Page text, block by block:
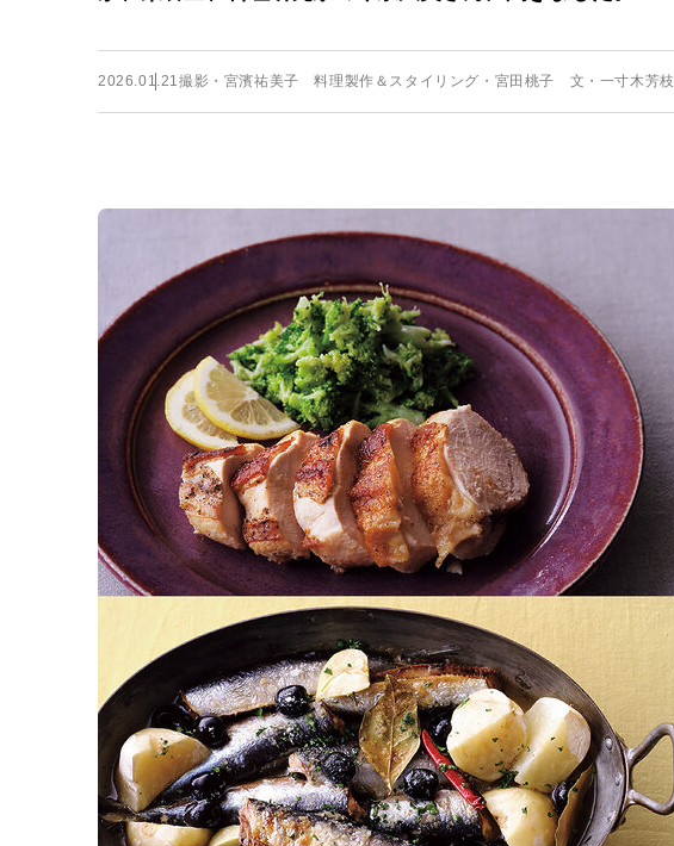
2026.01.21撮影・宮濱祐美子 料理製作＆スタイリング・宮田桃子 文・一寸木芳枝